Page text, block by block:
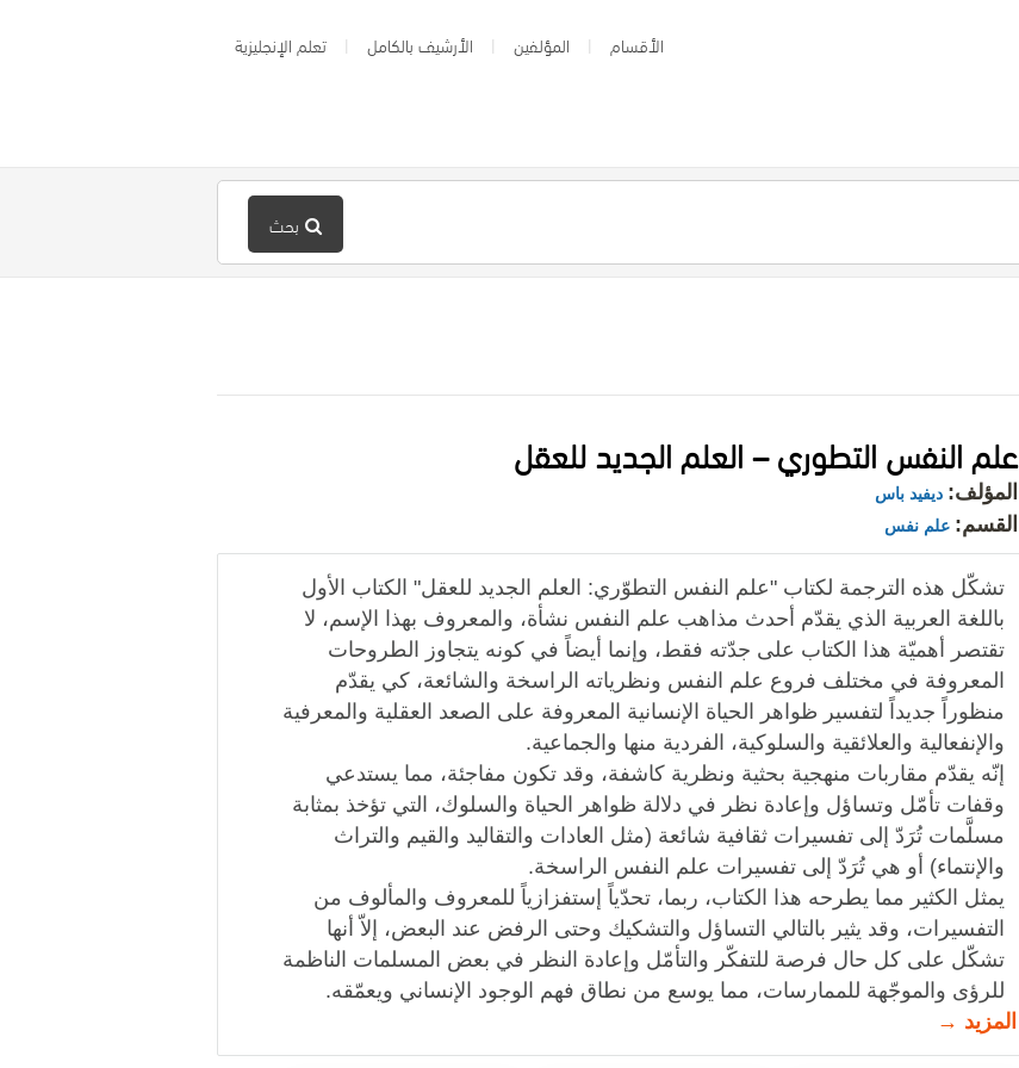
الأقسام المؤلفين الأرشيف بالكامل تعلم الإنجليزية
بحث
علم النفس التطوري – العلم الجديد للعقل
المؤلف: ديفيد باس
القسم: علم نفس
تشكّل هذه الترجمة لكتاب "علم النفس التطوّري: العلم الجديد للعقل" الكتاب الأول
باللغة العربية الذي يقدّم أحدث مذاهب علم النفس نشأة، والمعروف بهذا الإسم، لا
تقتصر أهميّة هذا الكتاب على جدّته فقط، وإنما أيضاً في كونه يتجاوز الطروحات
المعروفة في مختلف فروع علم النفس ونظرياته الراسخة والشائعة، كي يقدّم
منظوراً جديداً لتفسير ظواهر الحياة الإنسانية المعروفة على الصعد العقلية والمعرفية
والإنفعالية والعلائقية والسلوكية، الفردية منها والجماعية.
إنّه يقدّم مقاربات منهجية بحثية ونظرية كاشفة، وقد تكون مفاجئة، مما يستدعي
وقفات تأمّل وتساؤل وإعادة نظر في دلالة ظواهر الحياة والسلوك، التي تؤخذ بمثابة
مسلَّمات تُرَدّ إلى تفسيرات ثقافية شائعة (مثل العادات والتقاليد والقيم والتراث
والإنتماء) أو هي تُرَدّ إلى تفسيرات علم النفس الراسخة.
يمثل الكثير مما يطرحه هذا الكتاب، ربما، تحدّياً إستفزازياً للمعروف والمألوف من
التفسيرات، وقد يثير بالتالي التساؤل والتشكيك وحتى الرفض عند البعض، إلاّ أنها
تشكّل على كل حال فرصة للتفكّر والتأمّل وإعادة النظر في بعض المسلمات الناظمة
للرؤى والموجّهة للممارسات، مما يوسع من نطاق فهم الوجود الإنساني ويعمّقه.
المزيد →